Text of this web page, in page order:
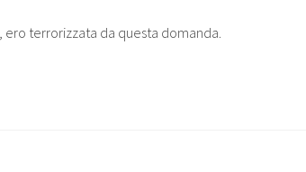
, ero terrorizzata da questa domanda.